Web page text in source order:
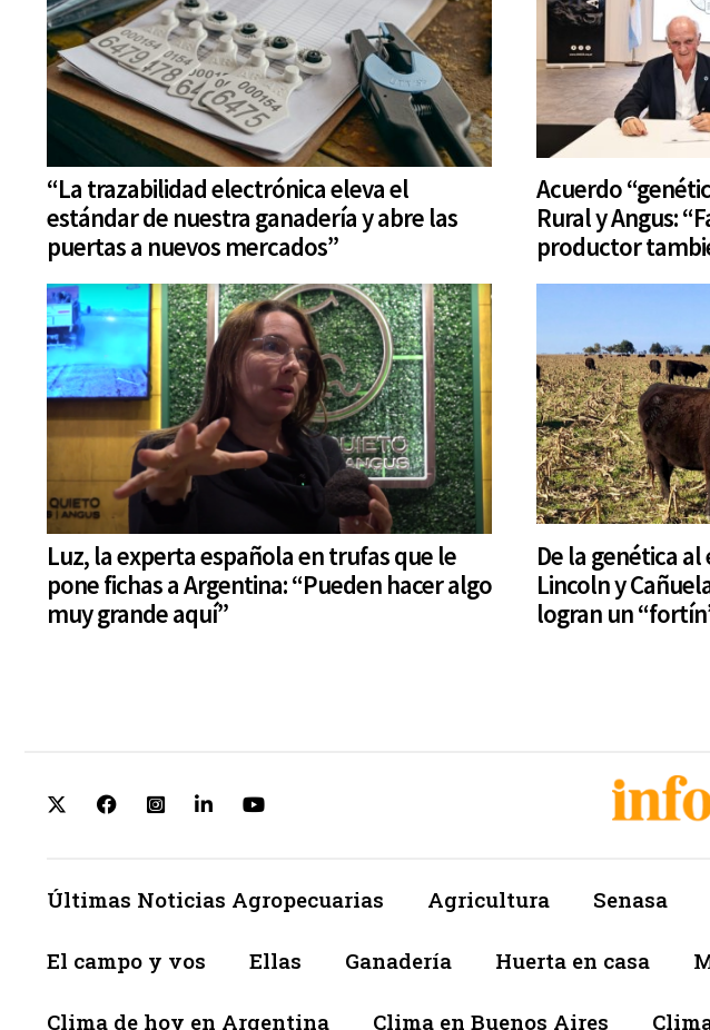
“La trazabilidad electrónica eleva el
estándar de nuestra ganadería y abre las
puertas a nuevos mercados”
Acuerdo
Rural y Angus:
productor
Luz, la experta española en trufas que le
pone fichas a Argentina: “Pueden hacer algo
muy grande aquí”
De la genética
Lincoln y
logran un
Últimas Noticias Agropecuarias Agricultura Senasa
El campo y vos Ellas Ganadería Huerta en casa
Clima de hoy en Argentina Clima en Buenos Aires